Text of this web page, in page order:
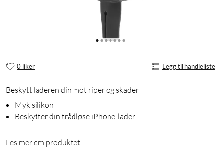
0 liker Legg til handleliste
Beskytt laderen din mot riper og skader
Myk silikon
Beskytter din trådløse iPhone-lader
Les mer om produktet